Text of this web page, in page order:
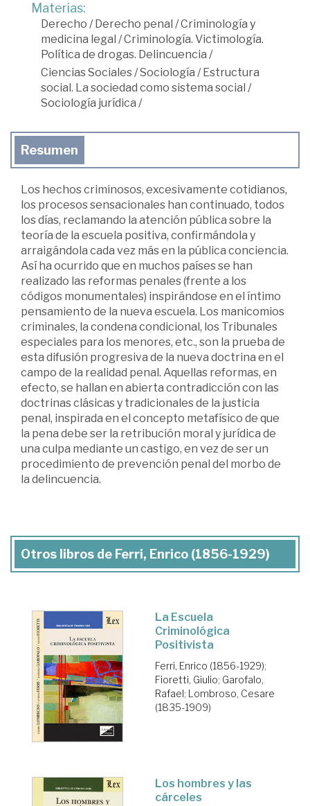
Materias:
Derecho / Derecho penal /Criminología y
medicina legal /Criminología. Victimología.
Política de drogas. Delincuencia /
Ciencias Sociales/Sociología / Estructura
social. La sociedad como sistema social /
Sociología jurídica /
Resumen
Los hechos criminosos, excesivamente cotidianos,
los procesos sensacionales han continuado, todos
los días, reclamando la atención pública sobre la
teoría de la escuela positiva, confirmándola y
arraigándola cada vez más en la pública conciencia.
Así ha ocurrido que en muchos países se han
realizado las reformas penales (frente a los
códigos monumentales) inspirándose en el íntimo
pensamiento de la nueva escuela. Los manicomios
criminales, la condena condicional, los Tribunales
especiales para los menores, etc., son la prueba de
esta difusión progresiva de la nueva doctrina en el
campo de la realidad penal. Aquellas reformas, en
efecto, se hallan en abierta contradicción con las
doctrinas clásicas y tradicionales de la justicia
penal, inspirada en el concepto metafísico de que
la pena debe ser la retribución moral y jurídica de
una culpa mediante un castigo, en vez de ser un
procedimiento de prevención penal del morbo de
la delincuencia.
Otros libros de Ferri, Enrico (1856-1929)
La Escuela
Criminológica
Positivista
Ferri, Enrico (1856-1929);
Fioretti, Giulio; Garofalo,
Rafael ; Lombroso, Cesare
(1835-1909)
Los hombres y las
cárceles